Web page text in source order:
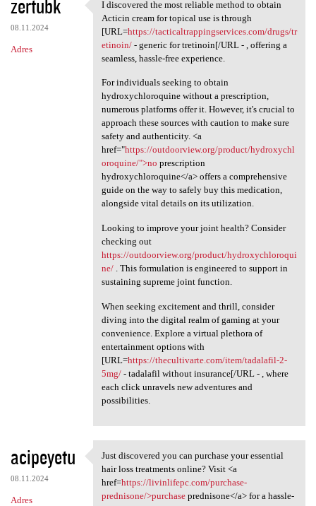
zertubk
08.11.2024
Adres
I discovered the most
I discovered the most reliable method to obtain
Acticin cream for topical use is through
[URL=https://tacticaltrappingservices.com/drugs/tr
etinoin/- generic for tretinoin[/URL - , offering a
seamless, hassle-free experience.
For individuals seeking to obtain
hydroxychloroquine without a prescription,
numerous platforms offer it. However, it's crucial to
approach these sources with caution to make sure
safety and authenticity. <a
href="https://outdoorview.org/product/hydroxychl
oroquine/">no prescription
hydroxychloroquine</a> offers a comprehensive
guide on the way to safely buy this medication,
alongside vital details on its utilization.
Looking to improve your joint health? Consider
checking out
https://outdoorview.org/product/hydroxychloroqui
ne/. This formulation is engineered to support in
sustaining supreme joint function.
When seeking excitement and thrill, consider
diving into the digital realm of gaming at your
convenience. Explore a virtual plethora of
entertainment options with
[URL=https://thecultivarte.com/item/tadalafil-2-
5mg/- tadalafil without insurance[/URL - , where
each click unravels new adventures and
possibilities.
acipeyetu
08.11.2024
Adres
Just discovered you can
Just discovered you can purchase your essential
hair loss treatments online? Visit <a
href=https://livinlifepc.com/purchase-
prednisone/>purchaseprednisone</a> for a hassle-